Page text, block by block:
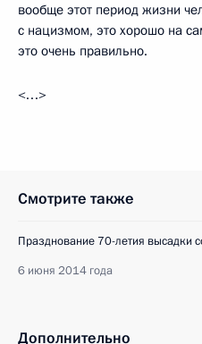
вообще этот период жизни
с нацизмом, это хорошо на
это очень правильно.
<…>
Смотрите также
Празднование 70-летия высадки
6 июня 2014 года
Дополнительно